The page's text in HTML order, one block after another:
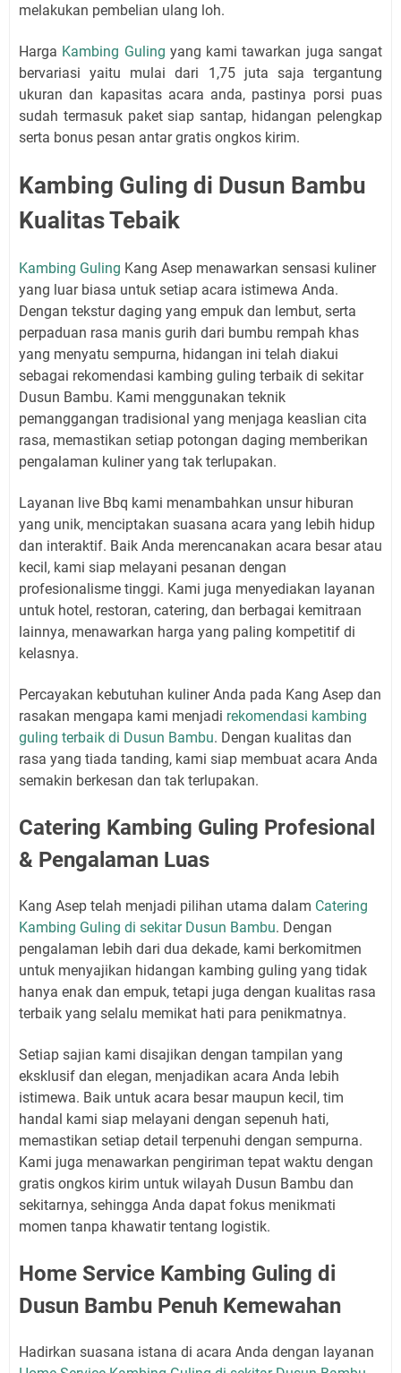
melakukan pembelian ulang loh.
Harga Kambing Guling yang kami tawarkan juga sangat
bervariasi yaitu mulai dari 1,75 juta saja tergantung
ukuran dan kapasitas acara anda, pastinya porsi puas
sudah termasuk paket siap santap, hidangan pelengkap
serta bonus pesan antar gratis ongkos kirim.
Kambing Guling di Dusun Bambu
Kualitas Tebaik
Kambing Guling Kang Asep menawarkan sensasi kuliner
yang luar biasa untuk setiap acara istimewa Anda.
Dengan tekstur daging yang empuk dan lembut, serta
perpaduan rasa manis gurih dari bumbu rempah khas
yang menyatu sempurna, hidangan ini telah diakui
sebagai rekomendasi kambing guling terbaik di sekitar
Dusun Bambu. Kami menggunakan teknik
pemanggangan tradisional yang menjaga keaslian cita
rasa, memastikan setiap potongan daging memberikan
pengalaman kuliner yang tak terlupakan.
Layanan live Bbq kami menambahkan unsur hiburan
yang unik, menciptakan suasana acara yang lebih hidup
dan interaktif. Baik Anda merencanakan acara besar atau
kecil, kami siap melayani pesanan dengan
profesionalisme tinggi. Kami juga menyediakan layanan
untuk hotel, restoran, catering, dan berbagai kemitraan
lainnya, menawarkan harga yang paling kompetitif di
kelasnya.
Percayakan kebutuhan kuliner Anda pada Kang Asep dan
rasakan mengapa kami menjadi rekomendasi kambing
guling terbaik di Dusun Bambu. Dengan kualitas dan
rasa yang tiada tanding, kami siap membuat acara Anda
semakin berkesan dan tak terlupakan.
Catering Kambing Guling Profesional
& Pengalaman Luas
Kang Asep telah menjadi pilihan utama dalam Catering
Kambing Guling di sekitar Dusun Bambu. Dengan
pengalaman lebih dari dua dekade, kami berkomitmen
untuk menyajikan hidangan kambing guling yang tidak
hanya enak dan empuk, tetapi juga dengan kualitas rasa
terbaik yang selalu memikat hati para penikmatnya.
Setiap sajian kami disajikan dengan tampilan yang
eksklusif dan elegan, menjadikan acara Anda lebih
istimewa. Baik untuk acara besar maupun kecil, tim
handal kami siap melayani dengan sepenuh hati,
memastikan setiap detail terpenuhi dengan sempurna.
Kami juga menawarkan pengiriman tepat waktu dengan
gratis ongkos kirim untuk wilayah Dusun Bambu dan
sekitarnya, sehingga Anda dapat fokus menikmati
momen tanpa khawatir tentang logistik.
Home Service Kambing Guling di
Dusun Bambu Penuh Kemewahan
Hadirkan suasana istana di acara Anda dengan layanan